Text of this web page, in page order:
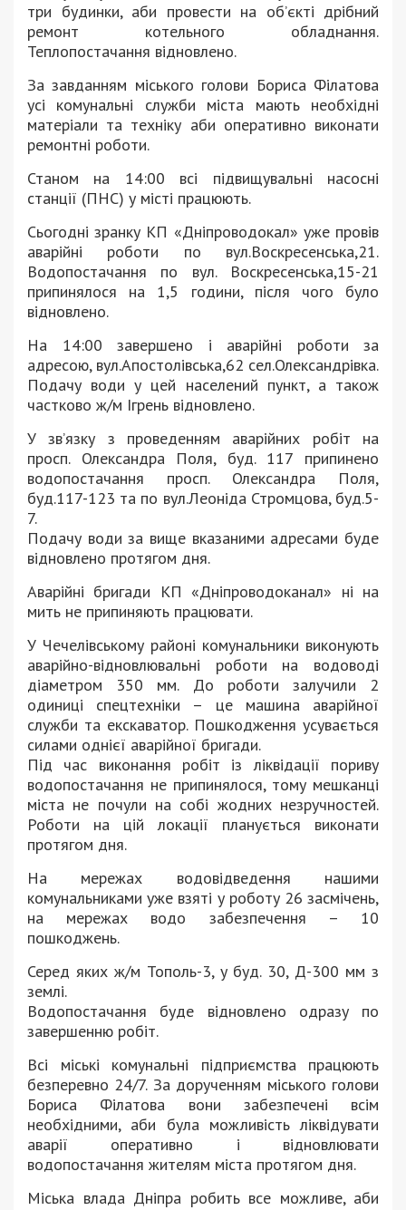
три будинки, аби провести на об’єкті дрібний
ремонт котельного обладнання.
Теплопостачання відновлено.
За завданням міського голови Бориса Філатова
усі комунальні служби міста мають необхідні
матеріали та техніку аби оперативно виконати
ремонтні роботи.
Станом на 14:00 всі підвищувальні насосні
станції (ПНС) у місті працюють.
Сьогодні зранку КП «Дніпроводокал» уже провів
аварійні роботи по вул.Воскресенська,21.
Водопостачання по вул. Воскресенська,15-21
припинялося на 1,5 години, після чого було
відновлено.
На 14:00 завершено і аварійні роботи за
адресою, вул.Апостолівська,62 сел.Олександрівка.
Подачу води у цей населений пункт, а також
частково ж/м Ігрень відновлено.
У зв’язку з проведенням аварійних робіт на
просп. Олександра Поля, буд. 117 припинено
водопостачання просп. Олександра Поля,
буд.117-123 та по вул.Леоніда Стромцова, буд.5-
7.
Подачу води за вище вказаними адресами буде
відновлено протягом дня.
Аварійні бригади КП «Дніпроводоканал» ні на
мить не припиняють працювати.
У Чечелівському районі комунальники виконують
аварійно-відновлювальні роботи на водоводі
діаметром 350 мм. До роботи залучили 2
одиниці спецтехніки – це машина аварійної
служби та екскаватор. Пошкодження усувається
силами однієї аварійної бригади.
Під час виконання робіт із ліквідації пориву
водопостачання не припинялося, тому мешканці
міста не почули на собі жодних незручностей.
Роботи на цій локації планується виконати
протягом дня.
На мережах водовідведення нашими
комунальниками уже взяті у роботу 26 засмічень,
на мережах водо забезпечення – 10
пошкоджень.
Серед яких ж/м Тополь-3, у буд. 30, Д-300 мм з
землі.
Водопостачання буде відновлено одразу по
завершенню робіт.
Всі міські комунальні підприємства працюють
безперевно 24/7. За дорученням міського голови
Бориса Філатова вони забезпечені всім
необхідними, аби була можливість ліквідувати
аварії оперативно і відновлювати
водопостачання жителям міста протягом дня.
Міська влада Дніпра робить все можливе, аби